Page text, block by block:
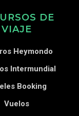
DE
VIAJE
Heymondo
Intermundial
Booking
Vuelos